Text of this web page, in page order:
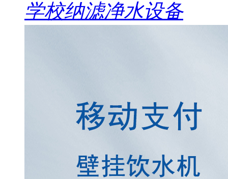
学校纳滤净水设备